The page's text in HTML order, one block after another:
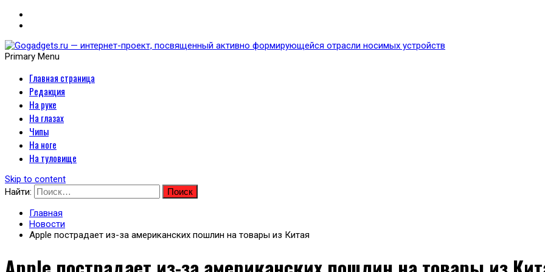
Gogadgets.ru — интернет-проект, посвященный
носимых устройств
Primary Menu
Главная страница
Редакция
На руке
На глазах
Чипы
На ноге
На туловище
Skip to content
Найти:
Главная
Новости
Apple пострадает из-за американских пошлин на товары из Китая